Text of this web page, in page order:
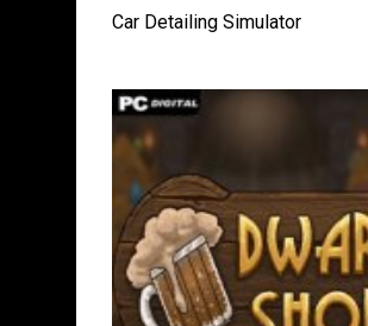
Car Detailing Simulator